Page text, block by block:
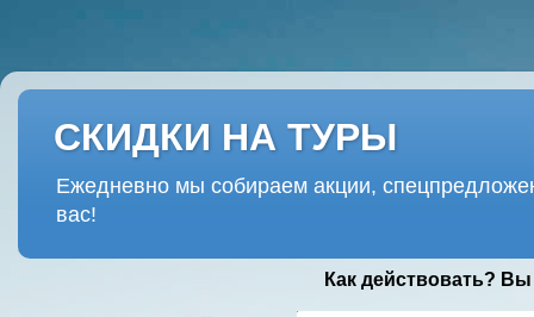
СКИДКИ НА ТУРЫ
Ежедневно мы собираем акции,
вас!
Как действовать?